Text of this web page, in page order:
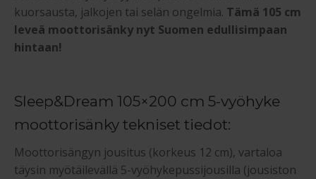
kuorsausta, jalkojen tai selän ongelmia. Tämä 105 cm
leveä moottorisänky nyt Suomen edullisimpaan
hintaan!
Sleep&Dream 105×200 cm 5-vyöhyke
moottorisänky tekniset tiedot:
Moottorisängyn jousitus (korkeus 12 cm), vartaloa
täysin myötäilevällä 5-vyöhykepussijousilla (jousiston